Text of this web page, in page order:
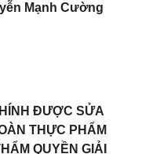
Mạnh Cường
ĐƯỢC SỬA
THỰC PHẨM
QUYỀN GIẢI